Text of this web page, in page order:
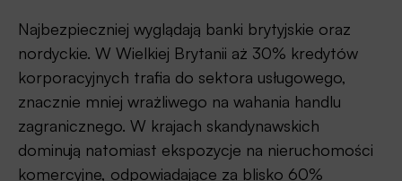
Najbezpieczniej wyglądają banki brytyjskie oraz
nordyckie. W Wielkiej Brytanii aż 30% kredytów
korporacyjnych trafia do sektora usługowego,
znacznie mniej wrażliwego na wahania handlu
zagranicznego. W krajach skandynawskich
dominują natomiast ekspozycje na nieruchomości
komercyjne, odpowiadające za blisko 60%